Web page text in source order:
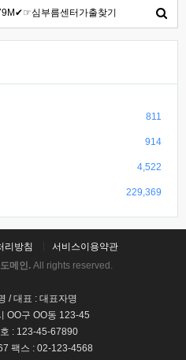
811
914
4,522
229,369
리방침
서비스이용약관
메인. All rights reserved.
/ 대표 : 대표자명
OO구 OO동 123-45
: 123-45-67890
팩스 : 02-123-4568